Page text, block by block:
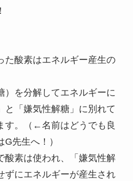
た酸素はエネルギー産生の
）を分解してエネルギーに
と「嫌気性解糖」に別れて
す。（←名前はどうでも良
先生へ！）
酸素は使われ、「嫌気性解
ずにエネルギーが産生され